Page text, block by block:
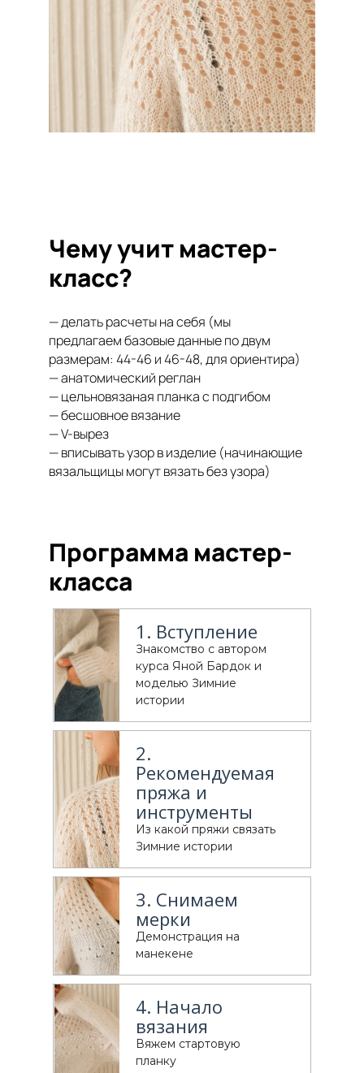
Чему учит мастер-
класс?
— делать расчеты на себя (мы
предлагаем базовые данные по двум
размерам: 44-46 и 46-48, для ориентира)
— анатомический реглан
— цельновязаная планка с подгибом
— бесшовное вязание
— V-вырез
— вписывать узор в изделие (начинающие
вязальщицы могут вязать без узора)
Программа мастер-
класса
1. Вступление
Знакомство с автором
курса Яной Бардок и
моделью Зимние
истории
2.
Рекомендуемая
пряжа и
инструменты
Из какой пряжи связать
Зимние истории
3. Снимаем
мерки
Демонстрация на
манекене
4. Начало
вязания
Вяжем стартовую
планку